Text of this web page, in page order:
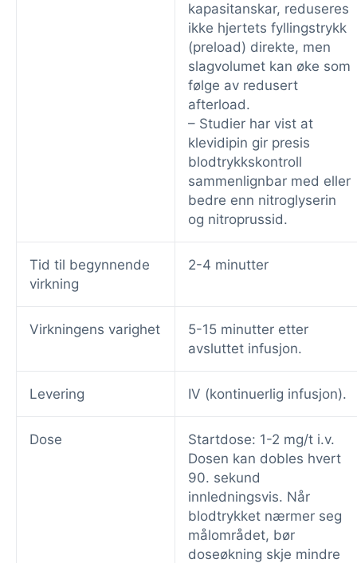
kapasitanskar, reduseres
ikke hjertets fyllingstrykk
(preload) direkte, men
slagvolumet kan øke som
følge av redusert
afterload.
– Studier har vist at
klevidipin gir presis
blodtrykkskontroll
sammenlignbar med eller
bedre enn nitroglyserin
og nitroprussid.
Tid til begynnende
virkning
2-4 minutter
Virkningens varighet
5-15 minutter etter
avsluttet infusjon.
Levering IV (kontinuerlig infusjon).
Dose
Startdose: 1-2 mg/t i.v.
Dosen kan dobles hvert
90. sekund
innledningsvis. Når
blodtrykket nærmer seg
målområdet, bør
doseøkning skje mindre